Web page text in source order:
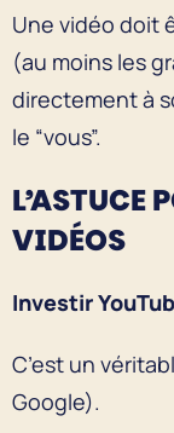
Une vidéo doit
(au moins les
directement à
le “vous”.
L’ASTUCE
VIDÉOS
Investir
C’est un
Google).